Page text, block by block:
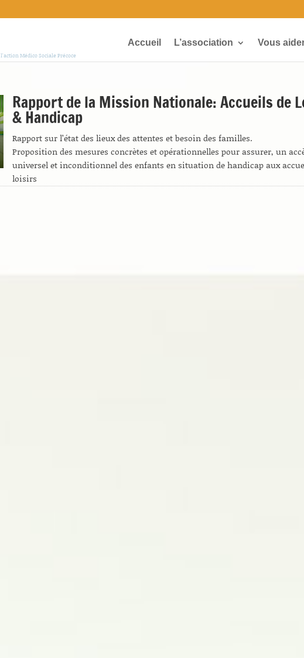
l'action Médico Sociale Précoce
Accueil L’association Vous
Rapport de la Mission Nationale: Accueils de
& Handicap
Rapport sur l’état des lieux des attentes et besoin des familles.
Proposition des mesures concrètes et opérationnelles pour assurer, un
universel et inconditionnel des enfants en situation de handicap aux
loisirs